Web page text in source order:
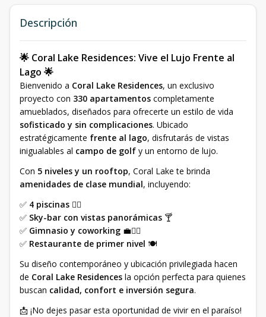
Descripción
🌟 Coral Lake Residences: Vive el Lujo Frente al
Lago 🌟
Bienvenido a Coral Lake Residences, un exclusivo
proyecto con 330 apartamentos completamente
amueblados, diseñados para ofrecerte un estilo de vida
sofisticado y sin complicaciones. Ubicado
estratégicamente frente al lago, disfrutarás de vistas
inigualables al campo de golf y un entorno de lujo.
Con 5 niveles y un rooftop, Coral Lake te brinda
amenidades de clase mundial, incluyendo:
✅ 4 piscinas 🏊‍♂️
✅ Sky-bar con vistas panorámicas 🍸
✅ Gimnasio y coworking 💼🏋️‍♂️
✅ Restaurante de primer nivel 🍽️
Su diseño contemporáneo y ubicación privilegiada hacen
de Coral Lake Residences la opción perfecta para quienes
buscan calidad, confort e inversión segura.
📩 ¡No dejes pasar esta oportunidad de vivir en el paraíso!